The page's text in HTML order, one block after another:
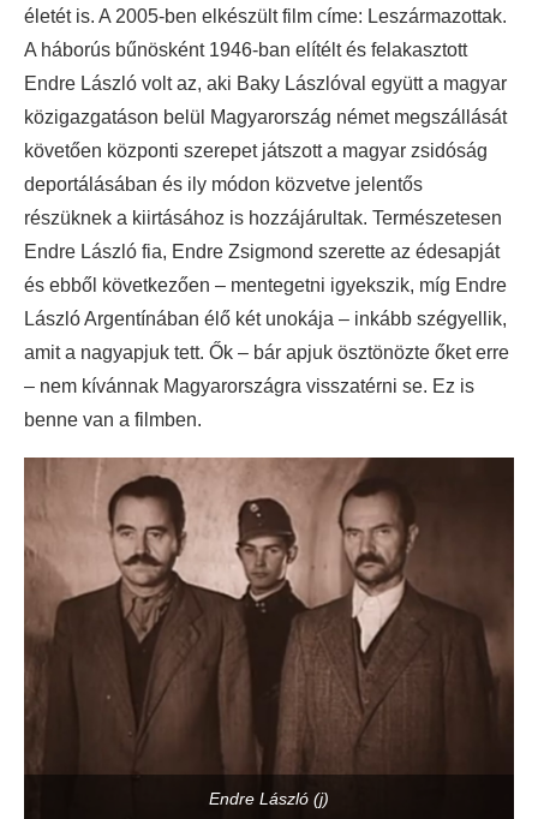
életét is. A 2005-ben elkészült film címe: Leszármazottak.
A háborús bűnösként 1946-ban elítélt és felakasztott
Endre László volt az, aki Baky Lászlóval együtt a magyar
közigazgatáson belül Magyarország német megszállását
követően központi szerepet játszott a magyar zsidóság
deportálásában és ily módon közvetve jelentős
részüknek a kiirtásához is hozzájárultak. Természetesen
Endre László fia, Endre Zsigmond szerette az édesapját
és ebből következően – mentegetni igyekszik, míg Endre
László Argentínában élő két unokája – inkább szégyellik,
amit a nagyapjuk tett. Ők – bár apjuk ösztönözte őket erre
– nem kívánnak Magyarországra visszatérni se. Ez is
benne van a filmben.
Endre László (j)